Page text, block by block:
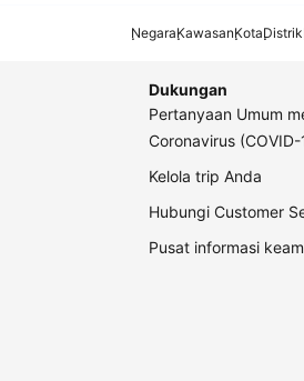
NegaraKawasanKotaDistrik
Dukungan
Pertanyaan Umum
Coronavirus (COVID-
Kelola trip Anda
Hubungi Customer
Pusat informasi